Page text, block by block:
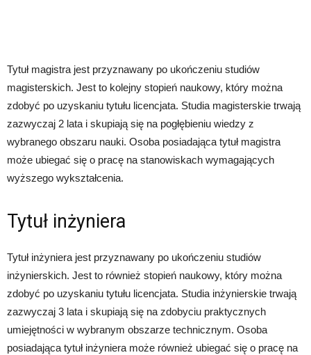
Tytuł magistra jest przyznawany po ukończeniu studiów
magisterskich. Jest to kolejny stopień naukowy, który można
zdobyć po uzyskaniu tytułu licencjata. Studia magisterskie trwają
zazwyczaj 2 lata i skupiają się na pogłębieniu wiedzy z
wybranego obszaru nauki. Osoba posiadająca tytuł magistra
może ubiegać się o pracę na stanowiskach wymagających
wyższego wykształcenia.
Tytuł inżyniera
Tytuł inżyniera jest przyznawany po ukończeniu studiów
inżynierskich. Jest to również stopień naukowy, który można
zdobyć po uzyskaniu tytułu licencjata. Studia inżynierskie trwają
zazwyczaj 3 lata i skupiają się na zdobyciu praktycznych
umiejętności w wybranym obszarze technicznym. Osoba
posiadająca tytuł inżyniera może również ubiegać się o pracę na